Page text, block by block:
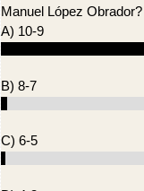
Manuel López Obrador?
A) 10-9
B) 8-7
C) 6-5